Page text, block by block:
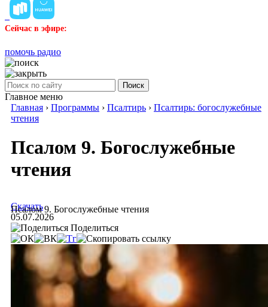
Сейчас в эфире:
помочь радио
Поиск
Главное меню
Главная › Программы › Псалтирь › Псалтирь: богослужебные
чтения
Псалом 9. Богослужебные
чтения
Псалом 9. Богослужебные чтения
Скачать
05.07.2026
Поделиться